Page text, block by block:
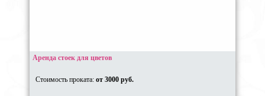
Аренда стоек для цветов
Стоимость проката: от 3000 руб.